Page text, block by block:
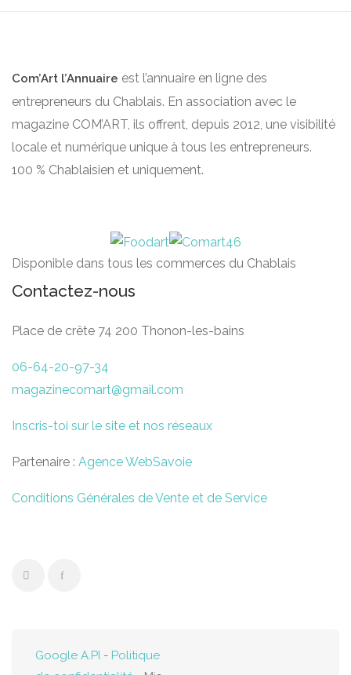
Com’Art l’Annuaire est l’annuaire en ligne des
entrepreneurs du Chablais. En association avec le
magazine COM’ART, ils offrent, depuis 2012, une visibilité
locale et numérique unique à tous les entrepreneurs.
100 % Chablaisien et uniquement.
Disponible dans tous les commerces du Chablais
Contactez-nous
Place de crête 74 200 Thonon-les-bains
06-64-20-97-34
magazinecomart@gmail.com
Inscris-toi sur le site et nos réseaux
Partenaire : Agence WebSavoie
Conditions Générales de Vente et de Service
Google A.PI - Politique